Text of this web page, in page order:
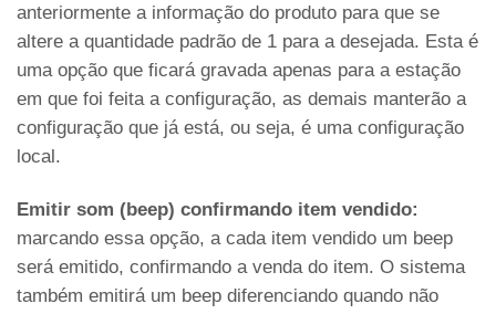
anteriormente a informação do produto para que se
altere a quantidade padrão de 1 para a desejada. Esta é
uma opção que ficará gravada apenas para a estação
em que foi feita a configuração, as demais manterão a
configuração que já está, ou seja, é uma configuração
local.
Emitir som (beep) confirmando item vendido:
marcando essa opção, a cada item vendido um beep
será emitido, confirmando a venda do item. O sistema
também emitirá um beep diferenciando quando não